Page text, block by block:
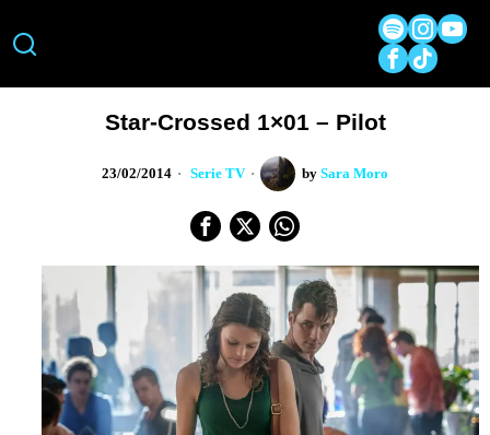
Star-Crossed 1×01 – Pilot
23/02/2014 Serie TV by Sara Moro